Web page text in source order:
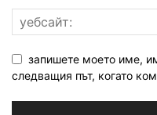
запишете моето име,
следващия път, когато